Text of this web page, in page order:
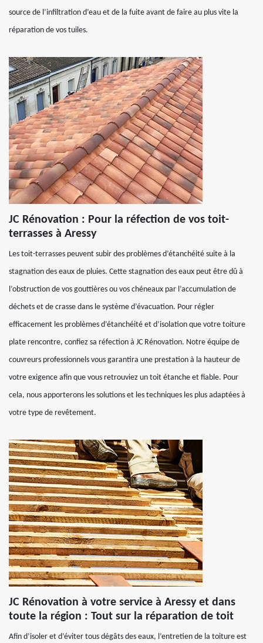
source de l’infiltration d’eau et de la fuite avant de faire au plus vite la
réparation de vos tuiles.
JC Rénovation : Pour la réfection de vos toit-
terrasses à Aressy
Les toit-terrasses peuvent subir des problèmes d’étanchéité suite à la
stagnation des eaux de pluies. Cette stagnation des eaux peut être dû à
l’obstruction de vos gouttières ou vos chéneaux par l’accumulation de
déchets et de crasse dans le système d’évacuation. Pour régler
efficacement les problèmes d’étanchéité et d’isolation que votre toiture
plate rencontre, confiez sa réfection à JC Rénovation. Notre équipe de
couvreurs professionnels vous garantira une prestation à la hauteur de
votre exigence afin que vous retrouviez un toit étanche et fiable. Pour
cela, nous apporterons les solutions et les techniques les plus adaptées à
votre type de revêtement.
JC Rénovation à votre service à Aressy et dans
toute la région : Tout sur la réparation de toit
Afin d’isoler et d’éviter tous dégâts des eaux, l’entretien de la toiture est